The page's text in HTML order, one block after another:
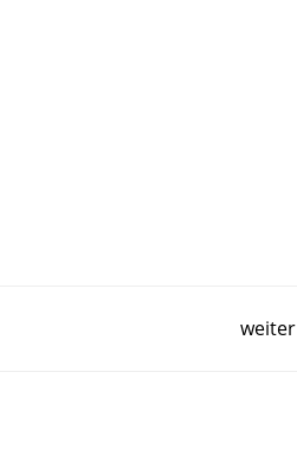
weiter